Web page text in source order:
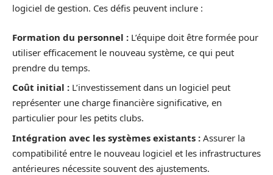
logiciel de gestion. Ces défis peuvent inclure :
Formation du personnel : L’équipe doit être formée pour
utiliser efficacement le nouveau système, ce qui peut
prendre du temps.
Coût initial : L’investissement dans un logiciel peut
représenter une charge financière significative, en
particulier pour les petits clubs.
Intégration avec les systèmes existants : Assurer la
compatibilité entre le nouveau logiciel et les infrastructures
antérieures nécessite souvent des ajustements.